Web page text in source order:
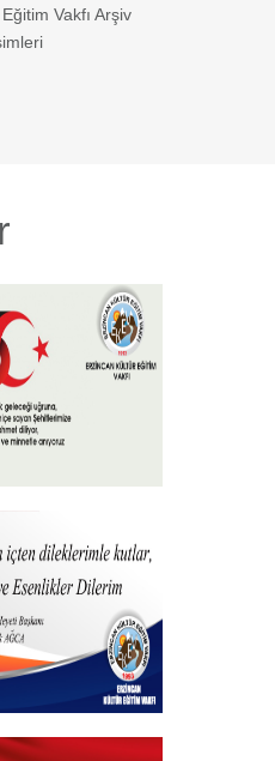
Vakfı Arşiv